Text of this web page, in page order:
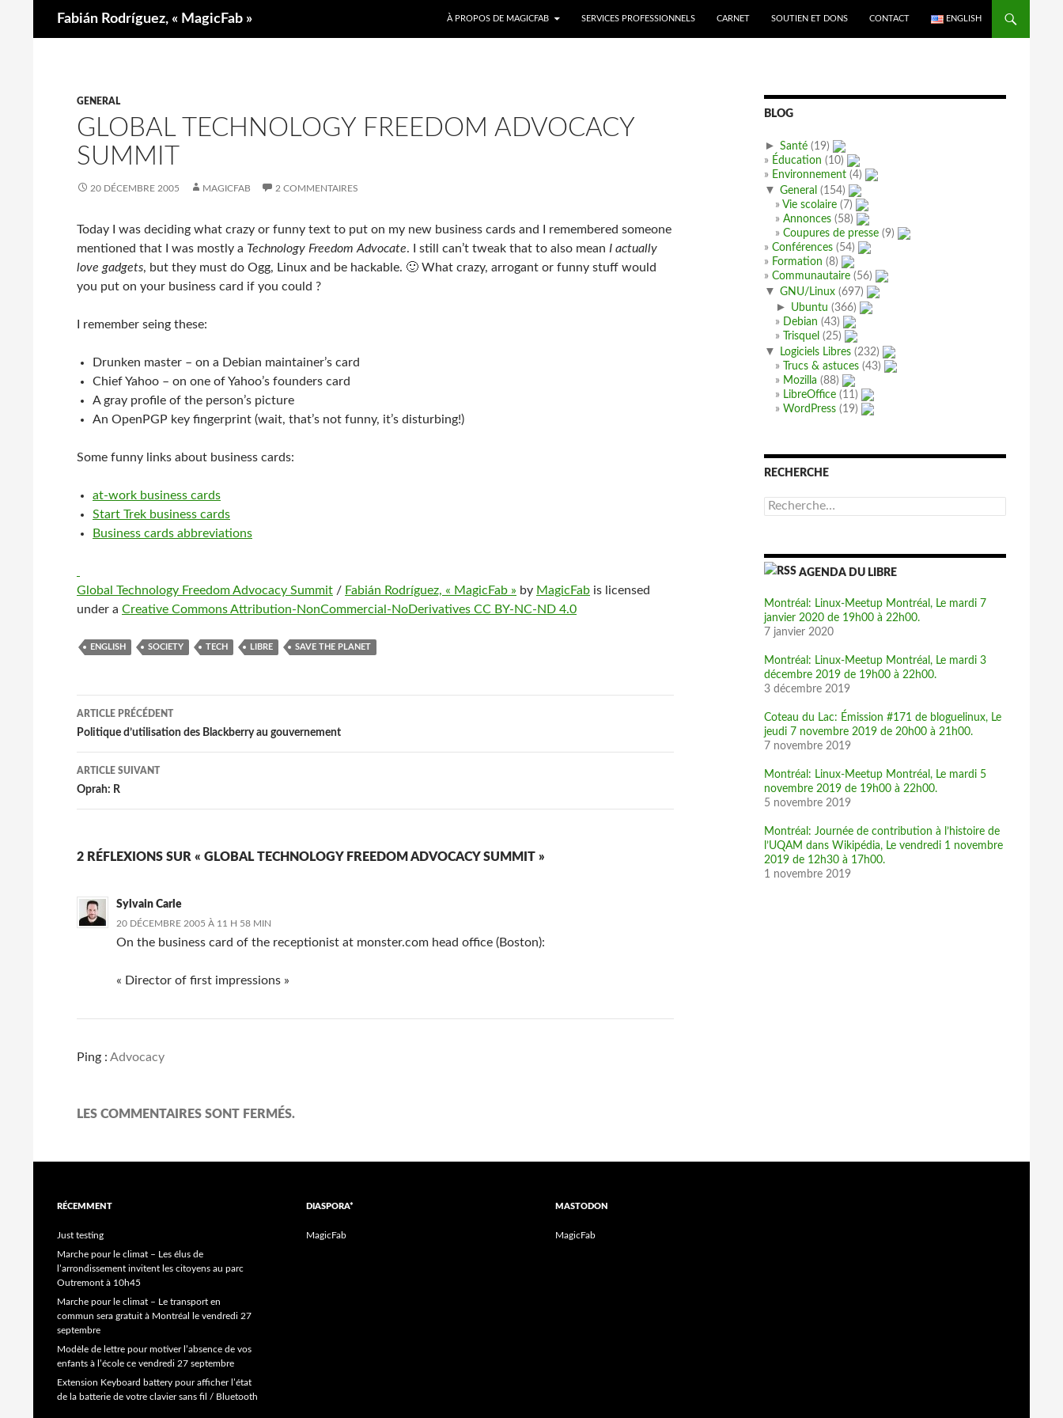
Fabián Rodríguez, « MagicFab »
À PROPOS DE MAGICFAB
SERVICES PROFESSIONNELS CARNET SOUTIEN ET DONS CONTACT ENGLISH
GENERAL
GLOBAL TECHNOLOGY FREEDOM ADVOCACY
SUMMIT
20 DÉCEMBRE 2005 MAGICFAB 2 COMMENTAIRES
Today I was deciding what crazy or funny text to put on my new business cards and I remembered someone
mentioned that I was mostly a Technology Freedom Advocate. I still can’t tweak that to also mean I actually
love gadgets, but they must do Ogg, Linux and be hackable. 🙂 What crazy, arrogant or funny stuff would
you put on your business card if you could ?
I remember seing these:
Drunken master – on a Debian maintainer’s card
Chief Yahoo – on one of Yahoo’s founders card
A gray profile of the person’s picture
An OpenPGP key fingerprint (wait, that’s not funny, it’s disturbing!)
Some funny links about business cards:
at-work business cards
Start Trek business cards
Business cards abbreviations
Global Technology Freedom Advocacy Summit / Fabián Rodríguez, « MagicFab » by MagicFab is licensed
under a Creative Commons Attribution-NonCommercial-NoDerivatives CC BY-NC-ND 4.0
ENGLISH SOCIETY TECH LIBRE SAVE THE PLANET
Navigation
des
articles
ARTICLE PRÉCÉDENT
Politique d’utilisation des Blackberry au gouvernement
ARTICLE SUIVANT
Oprah: R
2 RÉFLEXIONS SUR « GLOBAL TECHNOLOGY FREEDOM ADVOCACY SUMMIT »
Sylvain Carle
20 DÉCEMBRE 2005 À 11 H 58 MIN
On the business card of the receptionist at monster.com head office (Boston):
« Director of first impressions »
Ping : Advocacy
LES COMMENTAIRES SONT FERMÉS.
BLOG
► Santé (19)
Éducation (10)
Environnement (4)
▼ General (154)
Vie scolaire (7)
Annonces (58)
Coupures de presse (9)
Conférences (54)
Formation (8)
Communautaire (56)
▼ GNU/Linux (697)
► Ubuntu (366)
Debian (43)
Trisquel (25)
▼ Logiciels Libres (232)
Trucs & astuces (43)
Mozilla (88)
LibreOffice (11)
WordPress (19)
RECHERCHE
R
e
e
r
h
e
r
:
AGENDA DU LIBRE
Montréal: Linux-Meetup Montréal, Le mardi 7
janvier 2020 de 19h00 à 22h00.
7 janvier 2020
Montréal: Linux-Meetup Montréal, Le mardi 3
décembre 2019 de 19h00 à 22h00.
3 décembre 2019
Coteau du Lac: Émission #171 de bloguelinux, Le
jeudi 7 novembre 2019 de 20h00 à 21h00.
7 novembre 2019
Montréal: Linux-Meetup Montréal, Le mardi 5
novembre 2019 de 19h00 à 22h00.
5 novembre 2019
Montréal: Journée de contribution à l’histoire de
l’UQAM dans Wikipédia, Le vendredi 1 novembre
2019 de 12h30 à 17h00.
1 novembre 2019
RÉCEMMENT
Just testing
Marche pour le climat – Les élus de
l’arrondissement invitent les citoyens au parc
Outremont à 10h45
Marche pour le climat – Le transport en
commun sera gratuit à Montréal le vendredi 27
septembre
Modèle de lettre pour motiver l’absence de vos
enfants à l’école ce vendredi 27 septembre
Extension Keyboard battery pour afficher l’état
de la batterie de votre clavier sans fil / Bluetooth
DIASPORA*
MagicFab
MASTODON
MagicFab